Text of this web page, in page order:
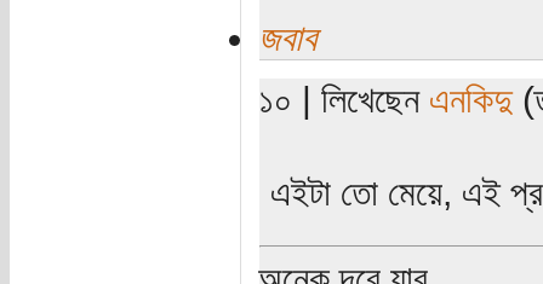
জবাব
১০ | লিখেছেন এনকিদু
এইটা তো মেয়ে, এই